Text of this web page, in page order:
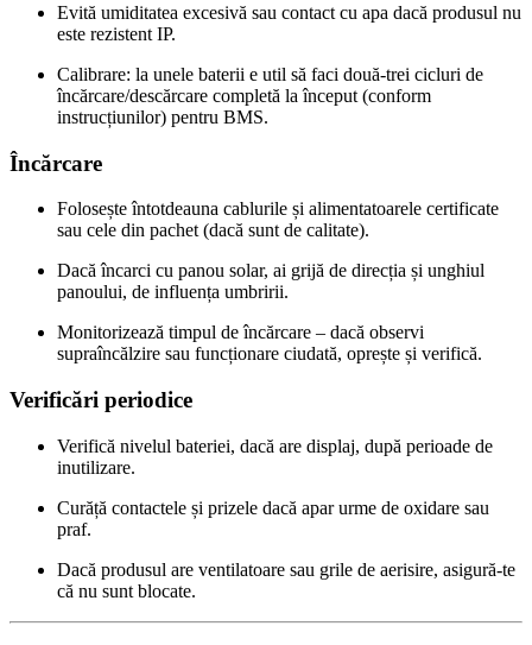
Evită umiditatea excesivă sau contact cu apa dacă produsul nu
este rezistent IP.
Calibrare: la unele baterii e util să faci două‑trei cicluri de
încărcare/descărcare completă la început (conform
instrucțiunilor) pentru BMS.
Încărcare
Folosește întotdeauna cablurile și alimentatoarele certificate
sau cele din pachet (dacă sunt de calitate).
Dacă încarci cu panou solar, ai grijă de direcția și unghiul
panoului, de influența umbririi.
Monitorizează timpul de încărcare – dacă observi
supraîncălzire sau funcționare ciudată, oprește și verifică.
Verificări periodice
Verifică nivelul bateriei, dacă are displaj, după perioade de
inutilizare.
Curăță contactele și prizele dacă apar urme de oxidare sau
praf.
Dacă produsul are ventilatoare sau grile de aerisire, asigură‑te
că nu sunt blocate.